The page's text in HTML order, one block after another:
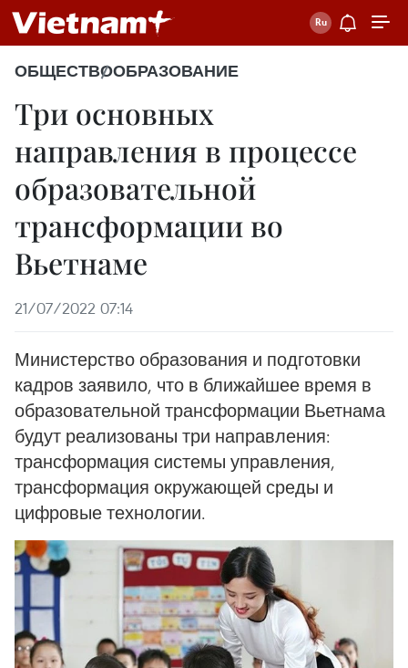
ОБЩЕСТВООБРАЗОВАНИЕ
Три основных
направления в процессе
образовательной
трансформации во
Вьетнаме
21/07/2022 07:14
Министерство образования и подготовки
кадров заявило, что в ближайшее время в
образовательной трансформации Вьетнама
будут реализованы три направления:
трансформация системы управления,
трансформация окружающей среды и
цифровые технологии.